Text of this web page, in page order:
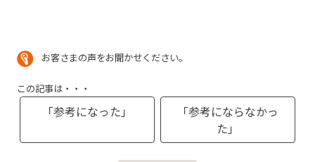
お客さまの声をお聞かせください。
この記事は・・・
「参考になった」
「参考にならなかっ
た」